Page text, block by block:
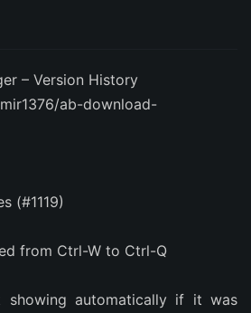
– Version History
ab-download-
(#1119)
from Ctrl-W to Ctrl-Q
automatically if it was